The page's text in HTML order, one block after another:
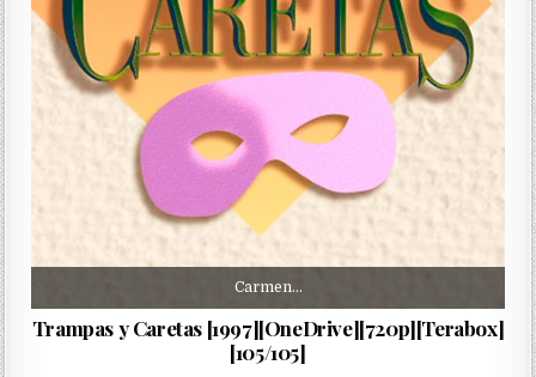
Carmen…
Trampas y Caretas [1997][OneDrive][720p][Terabox]
[105/105]
Javier…